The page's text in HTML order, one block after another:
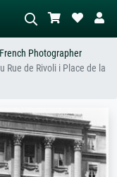
z czerwienią, ciemny olej,
akt obok drzewa.
French Photographer
Rue de Rivoli i Place de la